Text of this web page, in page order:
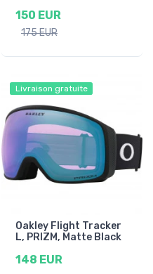
150 EUR
175 EUR
Livraison gratuite
Oakley Flight Tracker
L, PRIZM, Matte Black
148 EUR